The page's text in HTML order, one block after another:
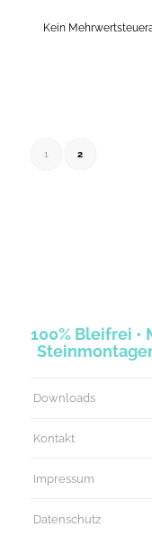
Kein
1 2
100% Bleifrei •
Downloads
Kontakt
Impressum
Datenschutz